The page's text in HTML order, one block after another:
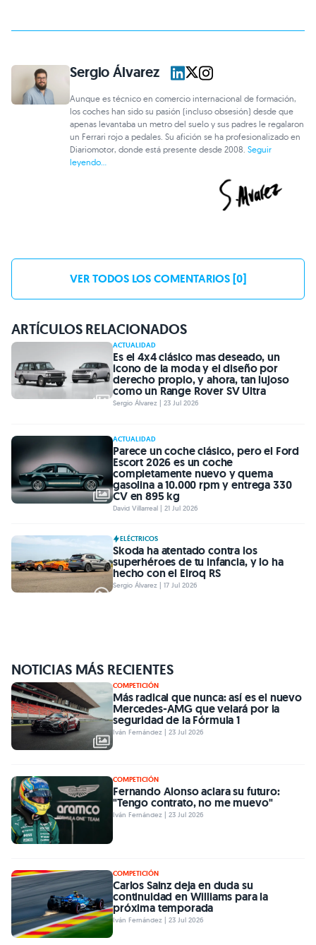
Sergio Álvarez
Aunque es técnico en comercio internacional de formación,
los coches han sido su pasión (incluso obsesión) desde que
apenas levantaba un metro del suelo y sus padres le regalaron
un Ferrari rojo a pedales. Su afición se ha profesionalizado en
Diariomotor, donde está presente desde 2008.Seguir
leyendo...
VER TODOS LOS COMENTARIOS [0]
ARTÍCULOS RELACIONADOS
ACTUALIDAD
Es el 4x4 clásico mas deseado, un
icono de la moda y el diseño por
derecho propio, y ahora, tan lujoso
como un Range Rover SV Ultra
Sergio Álvarez | 23 Jul 2026
ACTUALIDAD
Parece un coche clásico, pero el Ford
Escort 2026 es un coche
completamente nuevo y quema
gasolina a 10.000 rpm y entrega 330
CV en 895 kg
David Villarreal | 21 Jul 2026
ELÉCTRICOS
Skoda ha atentado contra los
superhéroes de tu infancia, y lo ha
hecho con el Elroq RS
Sergio Álvarez | 17 Jul 2026
NOTICIAS MÁS RECIENTES
COMPETICIÓN
Más radical que nunca: así es el nuevo
Mercedes-AMG que velará por la
seguridad de la Fórmula 1
Iván Fernández | 23 Jul 2026
COMPETICIÓN
Fernando Alonso aclara su futuro:
"Tengo contrato, no me muevo"
Iván Fernández | 23 Jul 2026
COMPETICIÓN
Carlos Sainz deja en duda su
continuidad en Williams para la
próxima temporada
Iván Fernández | 23 Jul 2026